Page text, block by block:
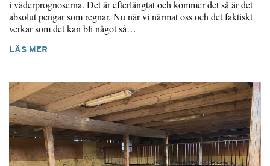
i väderprognoserna. Det är efterlängtat och kommer det så är det
absolut pengar som regnar. Nu när vi närmat oss och det faktiskt
verkar som det kan bli något så…
LÄS MER